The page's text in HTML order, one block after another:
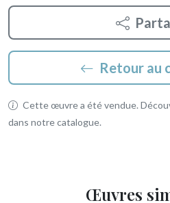
Retour au
Cette œuvre a été vendue.
dans notre catalogue.
Œuvres